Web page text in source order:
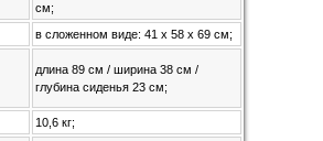
см;
в сложенном виде: 41 x 58 x 69 см;
длина 89 см / ширина 38 см /
глубина сиденья 23 см;
10,6 кг;